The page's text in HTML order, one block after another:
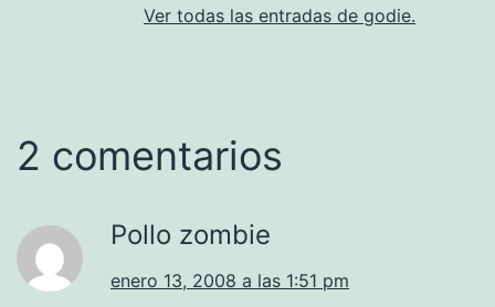
Ver todas las entradas de godie.
2 comentarios
Pollo zombie
enero 13, 2008 a las 1:51 pm